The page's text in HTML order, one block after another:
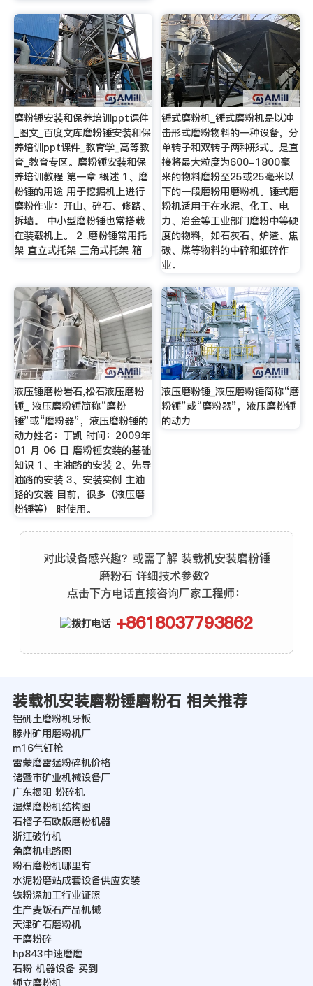
磨粉锤安装和保养培训ppt课件
_图文_百度文库磨粉锤安装和保
养培训ppt课件_教育学_高等教
育_教育专区。磨粉锤安装和保
养培训教程 第一章 概述 1、磨
粉锤的用途 用于挖掘机上进行
磨粉作业：开山、碎石、修路、
拆墙。 中小型磨粉锤也常搭载
在装载机上。 2 .磨粉锤常用托
架 直立式托架 三角式托架 箱
锤式磨粉机_锤式磨粉机是以冲
击形式磨粉物料的一种设备，分
单转子和双转子两种形式。是直
接将最大粒度为600-1800毫
米的物料磨粉至25或25毫米以
下的一段磨粉用磨粉机。锤式磨
粉机适用于在水泥、化工、电
力、冶金等工业部门磨粉中等硬
度的物料，如石灰石、炉渣、焦
碳、煤等物料的中碎和细碎作
业。
液压锤磨粉岩石,松石液压磨粉
锤_ 液压磨粉锤简称“磨粉
锤”或“磨粉器”，液压磨粉锤的
动力姓名：丁凯 时间：2009年
01 月 06 日 磨粉锤安装的基础
知识 1、主油路的安装 2、先导
油路的安装 3、安装实例 主油
路的安装 目前，很多（液压磨
粉锤等） 时使用。
液压磨粉锤_液压磨粉锤简称“磨
粉锤”或“磨粉器”，液压磨粉锤
的动力
对此设备感兴趣？或需了解 装载机安装磨粉锤
磨粉石 详细技术参数？
点击下方电话直接咨询厂家工程师：
+8618037793862
装载机安装磨粉锤磨粉石 相关推荐
铝矾土磨粉机牙板
滕州矿用磨粉机厂
m16气钉枪
雷蒙磨雷猛粉碎机价格
诸暨市矿业机械设备厂
广东揭阳 粉碎机
湿煤磨粉机结构图
石榴子石欧版磨粉机器
浙江破竹机
角磨机电路图
粉石磨粉机哪里有
水泥粉磨站成套设备供应安装
铁粉深加工行业证照
生产麦饭石产品机械
天津矿石磨粉机
干磨粉碎
hp843中速磨磨
石粉 机器设备 买到
锤立磨粉机